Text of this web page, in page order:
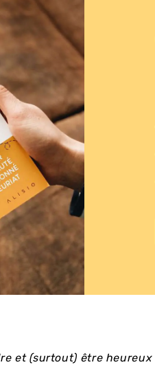
et (surtout) être heureux